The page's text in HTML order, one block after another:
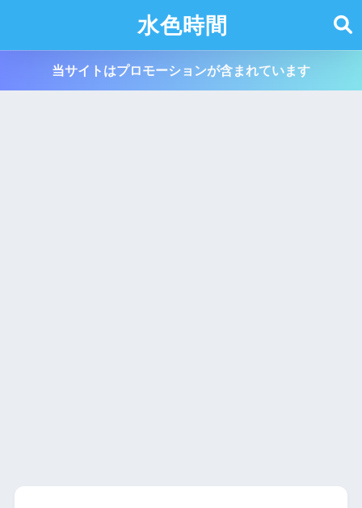
水色時間
当サイトはプロモーションが含まれています